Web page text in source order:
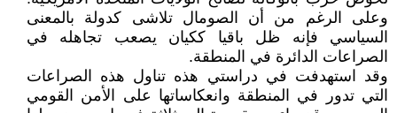
وعلى الرغم من أن الصومال تلاشى كدولة بالمعنى
السياسي فإنه ظل باقيا ككيان يصعب تجاهله في
الصراعات الدائرة في المنطقة.
وقد استهدفت في دراستي هذه تناول هذه الصراعات
التي تدور في المنطقة وانعكاساتها على الأمن القومي